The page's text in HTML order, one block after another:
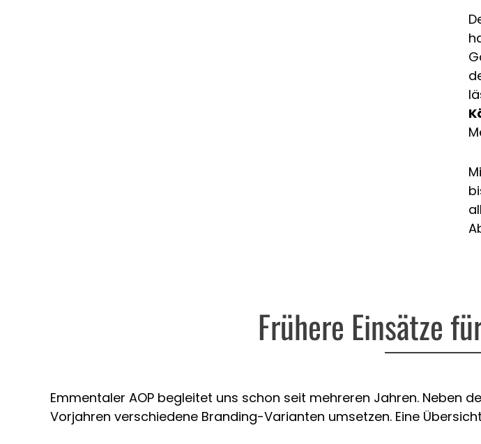
Frühere Einsätze
Emmentaler AOP begleitet uns schon seit mehreren Jahren. Neben
Vorjahren verschiedene Branding-Varianten umsetzen. Eine